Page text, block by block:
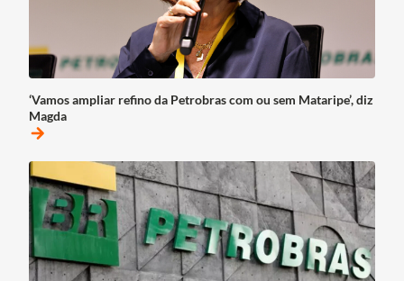
‘Vamos ampliar refino da Petrobras com ou sem Mataripe’, diz
Magda
arrow_forward